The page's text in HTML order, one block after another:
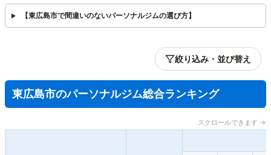
【東広島市で間違いのないパーソナルジムの選び方】
絞り込み・並び替え
東広島市のパーソナルジム総合ランキング
スクロールできます →